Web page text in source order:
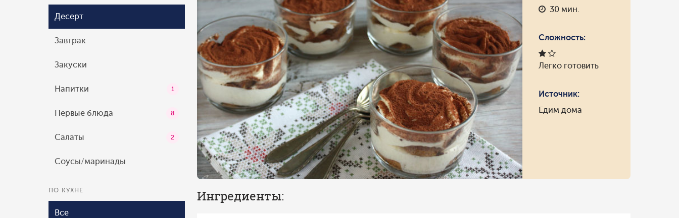
Десерт
Завтрак
Закуски
Напитки 1
Первые блюда 8
Салаты 2
Соусы/маринады
ПО КУХНЕ
Все
30 мин.
Сложность:
Легко готовить
Источник:
Едим дома
Ингредиенты: